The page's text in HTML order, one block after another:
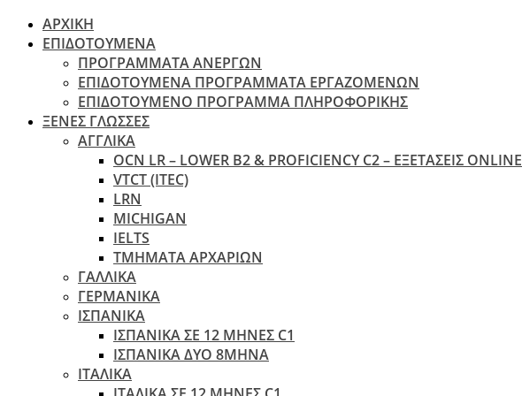
ΑΡΧΙΚΗ
ΕΠΙΔΟΤΟΥΜΕΝΑ
ΠΡΟΓΡΑΜΜΑΤΑ ΑΝΕΡΓΩΝ
ΕΠΙΔΟΤΟΥΜΕΝΑ ΠΡΟΓΡΑΜΜΑΤΑ ΕΡΓΑΖΟΜΕΝΩΝ
ΕΠΙΔΟΤΟΥΜΕΝΟ ΠΡΟΓΡΑΜΜΑ ΠΛΗΡΟΦΟΡΙΚΗΣ
ΞΕΝΕΣ ΓΛΩΣΣΕΣ
ΑΓΓΛΙΚΑ
OCN LR – LOWER B2 & PROFICIENCY C2 – ΕΞΕΤΆΣΕΙΣ ONLINE
VTCT (ITEC)
LRN
MICHIGAN
IELTS
ΤΜΗΜΑΤΑ ΑΡΧΑΡΙΩΝ
ΓΑΛΛΙΚΑ
ΓΕΡΜΑΝΙΚΑ
ΙΣΠΑΝΙΚΑ
ΙΣΠΑΝΙΚΑ ΣΕ 12 ΜΗΝΕΣ C1
ΙΣΠΑΝΙΚΑ ΔΥΟ 8ΜΗΝΑ
ΙΤΑΛΙΚΑ